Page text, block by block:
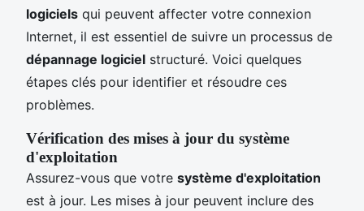
logiciels qui peuvent affecter votre connexion
Internet, il est essentiel de suivre un processus de
dépannage logiciel structuré. Voici quelques
étapes clés pour identifier et résoudre ces
problèmes.
Vérification des mises à jour du système
d'exploitation
Assurez-vous que votre système d'exploitation
est à jour. Les mises à jour peuvent inclure des